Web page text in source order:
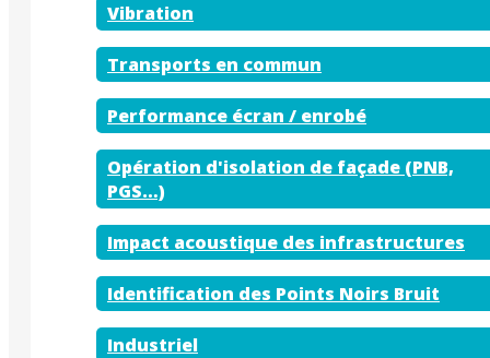
Vibration
Transports en commun
Performance écran / enrobé
Opération d'isolation de façade (PNB,
PGS…)
Impact acoustique des infrastructures
Identification des Points Noirs Bruit
Industriel